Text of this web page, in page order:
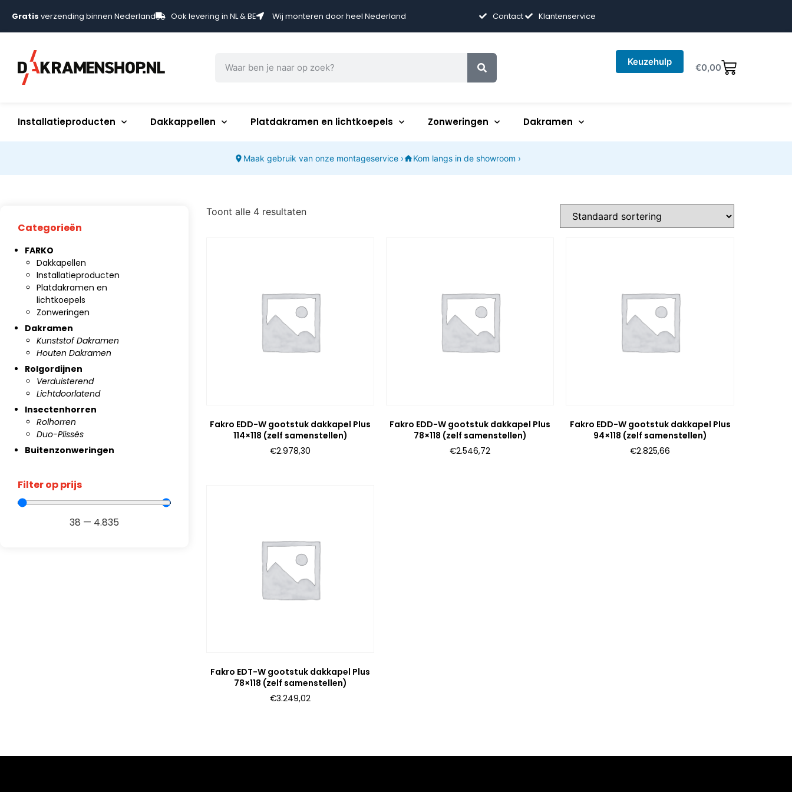
Gratis verzending binnen Nederland Ook levering in NL & BE Wij monteren door heel Nederland Contact Klantenservice
Keuzehulp
€0,00
Installatieproducten Dakkappellen Platdakramen en lichtkoepels Zonweringen Dakramen
Maak gebruik van onze montageservice › Kom langs in de showroom ›
Categorieën
FARKO
Dakkapellen
Installatieproducten
Platdakramen en
lichtkoepels
Zonweringen
Dakramen
Kunststof Dakramen
Houten Dakramen
Rolgordijnen
Verduisterend
Lichtdoorlatend
Insectenhorren
Rolhorren
Duo-Plissés
Buitenzonweringen
Filter op prijs
38 — 4.835
Toont alle 4 resultaten
Fakro EDD-W gootstuk dakkapel Plus
114×118 (zelf samenstellen)
€2.978,30
Fakro EDD-W gootstuk dakkapel Plus
78×118 (zelf samenstellen)
€2.546,72
Fakro EDD-W gootstuk dakkapel Plus
94×118 (zelf samenstellen)
€2.825,66
Fakro EDT-W gootstuk dakkapel Plus
78×118 (zelf samenstellen)
€3.249,02